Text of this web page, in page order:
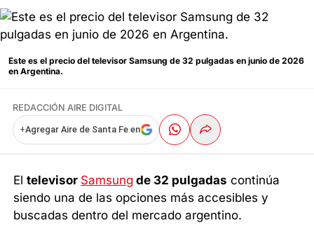
Este es el precio del televisor Samsung de 32 pulgadas en junio de 2026
en Argentina.
REDACCIÓN AIRE DIGITAL
+Agregar Aire de Santa Fe en
Eltelevisor Samsung de 32 pulgadas continúa
siendo una de las opciones más accesibles y
buscadas dentro del mercado argentino.